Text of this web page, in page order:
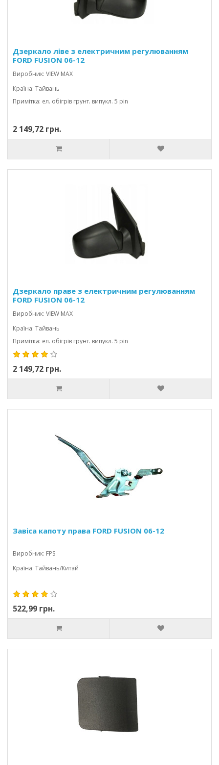
Дзеркало ліве з електричним регулюванням
FORD FUSION 06-12
Виробник: VIEW MAX
Країна: Тайвань
Примітка: ел. обігрів грунт. випукл. 5 pin
2 149,72 грн.
Дзеркало праве з електричним регулюванням
FORD FUSION 06-12
Виробник: VIEW MAX
Країна: Тайвань
Примітка: ел. обігрів грунт. випукл. 5 pin
2 149,72 грн.
Завіса капоту права FORD FUSION 06-12
Виробник: FPS
Країна: Тайвань/Китай
522,99 грн.